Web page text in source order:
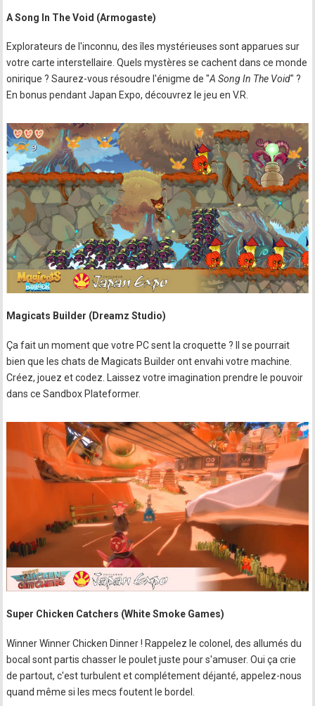
A Song In The Void (Armogaste)
Explorateurs de l'inconnu, des îles mystérieuses sont apparues sur
votre carte interstellaire. Quels mystères se cachent dans ce monde
onirique ? Saurez-vous résoudre l'énigme de "A Song In The Void" ?
En bonus pendant Japan Expo, découvrez le jeu en V.R.
Magicats Builder (Dreamz Studio)
Ça fait un moment que votre PC sent la croquette ? Il se pourrait
bien que les chats de Magicats Builder ont envahi votre machine.
Créez, jouez et codez. Laissez votre imagination prendre le pouvoir
dans ce Sandbox Plateformer.
Super Chicken Catchers (White Smoke Games)
Winner Winner Chicken Dinner ! Rappelez le colonel, des allumés du
bocal sont partis chasser le poulet juste pour s'amuser. Oui ça crie
de partout, c'est turbulent et complétement déjanté, appelez-nous
quand même si les mecs foutent le bordel.